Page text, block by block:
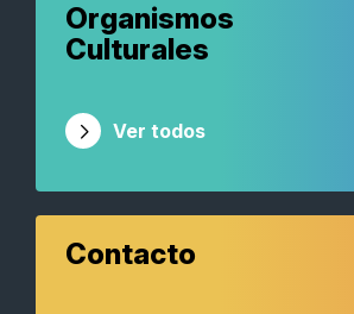
Organismos
Culturales
Ver todos
Contacto